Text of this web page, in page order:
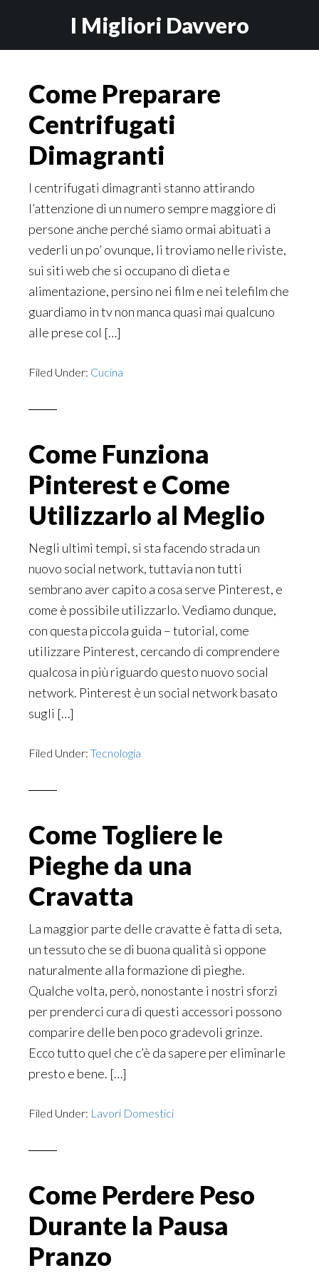
main
primary
I Migliori Davvero
Come Preparare
Centrifugati
Dimagranti
I centrifugati dimagranti stanno attirando
l’attenzione di un numero sempre maggiore di
persone anche perché siamo ormai abituati a
vederli un po’ ovunque, li troviamo nelle riviste,
sui siti web che si occupano di dieta e
alimentazione, persino nei film e nei telefilm che
guardiamo in tv non manca quasi mai qualcuno
alle prese col […]
Filed Under: Cucina
Come Funziona
Pinterest e Come
Utilizzarlo al Meglio
Negli ultimi tempi, si sta facendo strada un
nuovo social network, tuttavia non tutti
sembrano aver capito a cosa serve Pinterest, e
come è possibile utilizzarlo. Vediamo dunque,
con questa piccola guida – tutorial, come
utilizzare Pinterest, cercando di comprendere
qualcosa in più riguardo questo nuovo social
network. Pinterest è un social network basato
sugli […]
Filed Under: Tecnologia
Come Togliere le
Pieghe da una
Cravatta
La maggior parte delle cravatte è fatta di seta,
un tessuto che se di buona qualità si oppone
naturalmente alla formazione di pieghe.
Qualche volta, però, nonostante i nostri sforzi
per prenderci cura di questi accessori possono
comparire delle ben poco gradevoli grinze.
Ecco tutto quel che c’è da sapere per eliminarle
presto e bene. […]
Filed Under: Lavori Domestici
Come Perdere Peso
Durante la Pausa
Pranzo